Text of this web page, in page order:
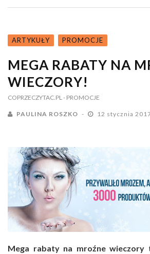
ARTYKUŁY PROMOCJE
MEGA RABATY NA
WIECZORY!
COPRZECZYTAC.PL - PROMOCJE
PAULINA ROSZKO 12 stycznia
Mega rabaty na mroźne wieczory